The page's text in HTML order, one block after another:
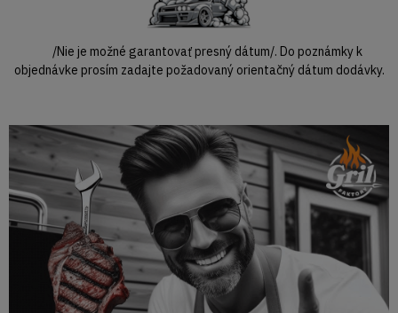
/Nie je možné garantovať presný dátum/. Do poznámky k
objednávke prosím zadajte požadovaný orientačný dátum dodávky.